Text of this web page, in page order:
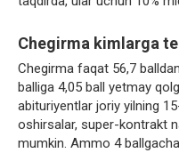
Chegirma kimlarga
Chegirma faqat 56,7
balliga 4,05 ball yetmay
abituriyentlar joriy yilning
oshirsalar, super-kontrakt
mumkin. Ammo 4